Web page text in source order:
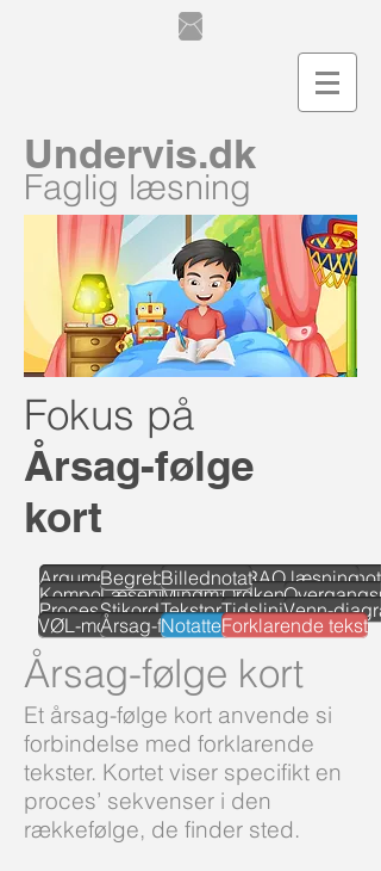
Fokus på
Årsag-følge
kort
Argumentation
Kompositionsdiagram
Læsehuskeliste
FARAO læsning
MindmapOrdkendskabskort
ProcesnotatStikord m.v.Tekstproblemløsning
TidslinjeVenn-
VØL-modellenÅrsag-følge kort
NotatteknikkerForsiden
Forklarende tekst
BegrebskortBillednotat
Årsag-følge kort
Et årsag-følge kort anvende si
forbindelse med forklarende
tekster. Kortet viser specifikt en
proces’ sekvenser i den
rækkefølge, de finder sted.
Undervis.dk
Faglig læsning